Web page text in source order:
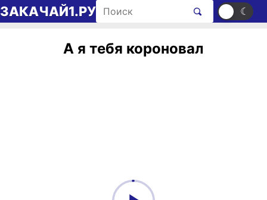
Перейти к содержимому
ЗАКАЧАЙ1.РУ Поиск рингтонов ☀ ☾
А я тебя короновал